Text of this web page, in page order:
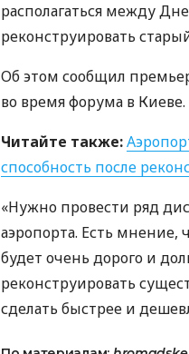
располагаться между
реконструировать
Об этом сообщил
во время форума в Киеве.
Читайте также:
способность после
«Нужно провести ряд
аэропорта. Есть мнение,
будет очень дорого и
реконструировать
сделать быстрее и